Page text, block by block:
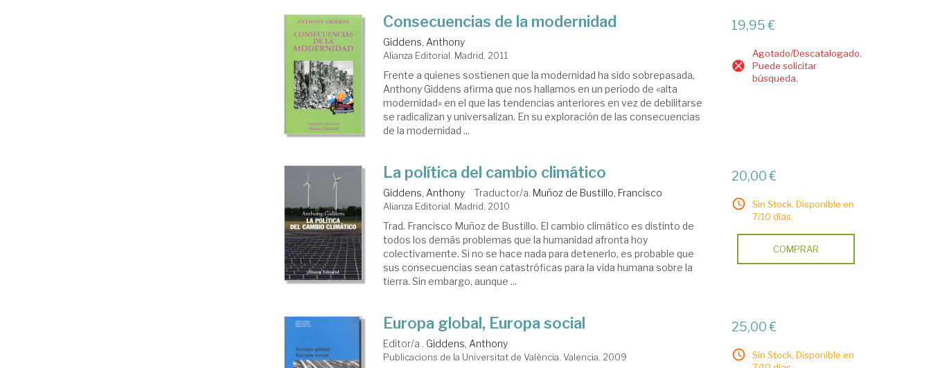
Consecuencias de la modernidad
Giddens, Anthony
Alianza Editorial. Madrid, 2011
Frente a quienes sostienen que la modernidad ha sido sobrepasada,
Anthony Giddens afirma que nos hallamos en un período de «alta
modernidad» en el que las tendencias anteriores en vez de debilitarse
se radicalizan y universalizan. En su exploración de las consecuencias
de la modernidad ...
19,95 €
Agotado/Descatalogado.
Puede solicitar
búsqueda.
La política del cambio climático
Giddens, Anthony Traductor/a. Muñoz de Bustillo, Francisco
Alianza Editorial. Madrid, 2010
Trad. Francisco Muñoz de Bustillo. El cambio climático es distinto de
todos los demás problemas que la humanidad afronta hoy
colectivamente. Si no se hace nada para detenerlo, es probable que
sus consecuencias sean catastróficas para la vida humana sobre la
tierra. Sin embargo, aunque ...
20,00 €
Sin Stock. Disponible en
7/10 días.
COMPRAR
Europa global, Europa social
Editor/a . Giddens, Anthony
Publicacions de la Universitat de València. Valencia, 2009
25,00 €
Sin Stock. Disponible en